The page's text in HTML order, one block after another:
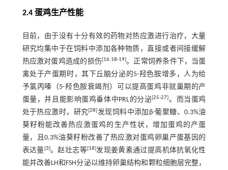
2.4 蛋鸡生产性能
目前，由于没有十分有效的药物对热应激进行治疗，大量
研究均集中于在饲料中添加各种物质，直接或者间接缓解
热应激对蛋鸡造成的损伤[16,18-19]。正常饲养条件下，当蛋
禽处于产蛋期时，其下丘脑分泌的5-羟色胺增多，人为给
予氯丙嗪（5-羟色胺衰竭剂）可以提高蛋鸡非就巢期的产
蛋量，并且能影响蛋鸡垂体中PRL的分泌[25-27]。而当蛋鸡
处于热应激时，研究[28]发现饲料中添加β-葡聚糖、0.3%油
葵籽粉能改善热应激蛋鸡的生产性状，增加蛋鸡的产蛋
量，且0.3%油葵籽粉改善了热应激对蛋鸡卵巢产蛋基因的
表达量[3]。赵壮志等[18]发现姜黄素通过提高机体抗氧化性
能并改善LH和FSH分泌以维持卵巢结构和颗粒细胞层完整，